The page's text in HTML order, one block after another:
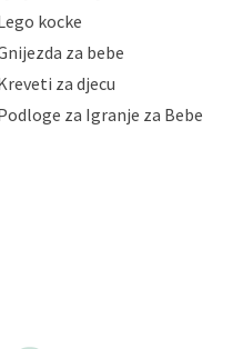
potrebni radi provedbe
zakonima. Napominjemo
potpunosti ili djelomice,
obrade Vaših osobnih
podnijeti poštom na
na adresu:
kocke
za bebe
za djecu
za Igranje za Bebe